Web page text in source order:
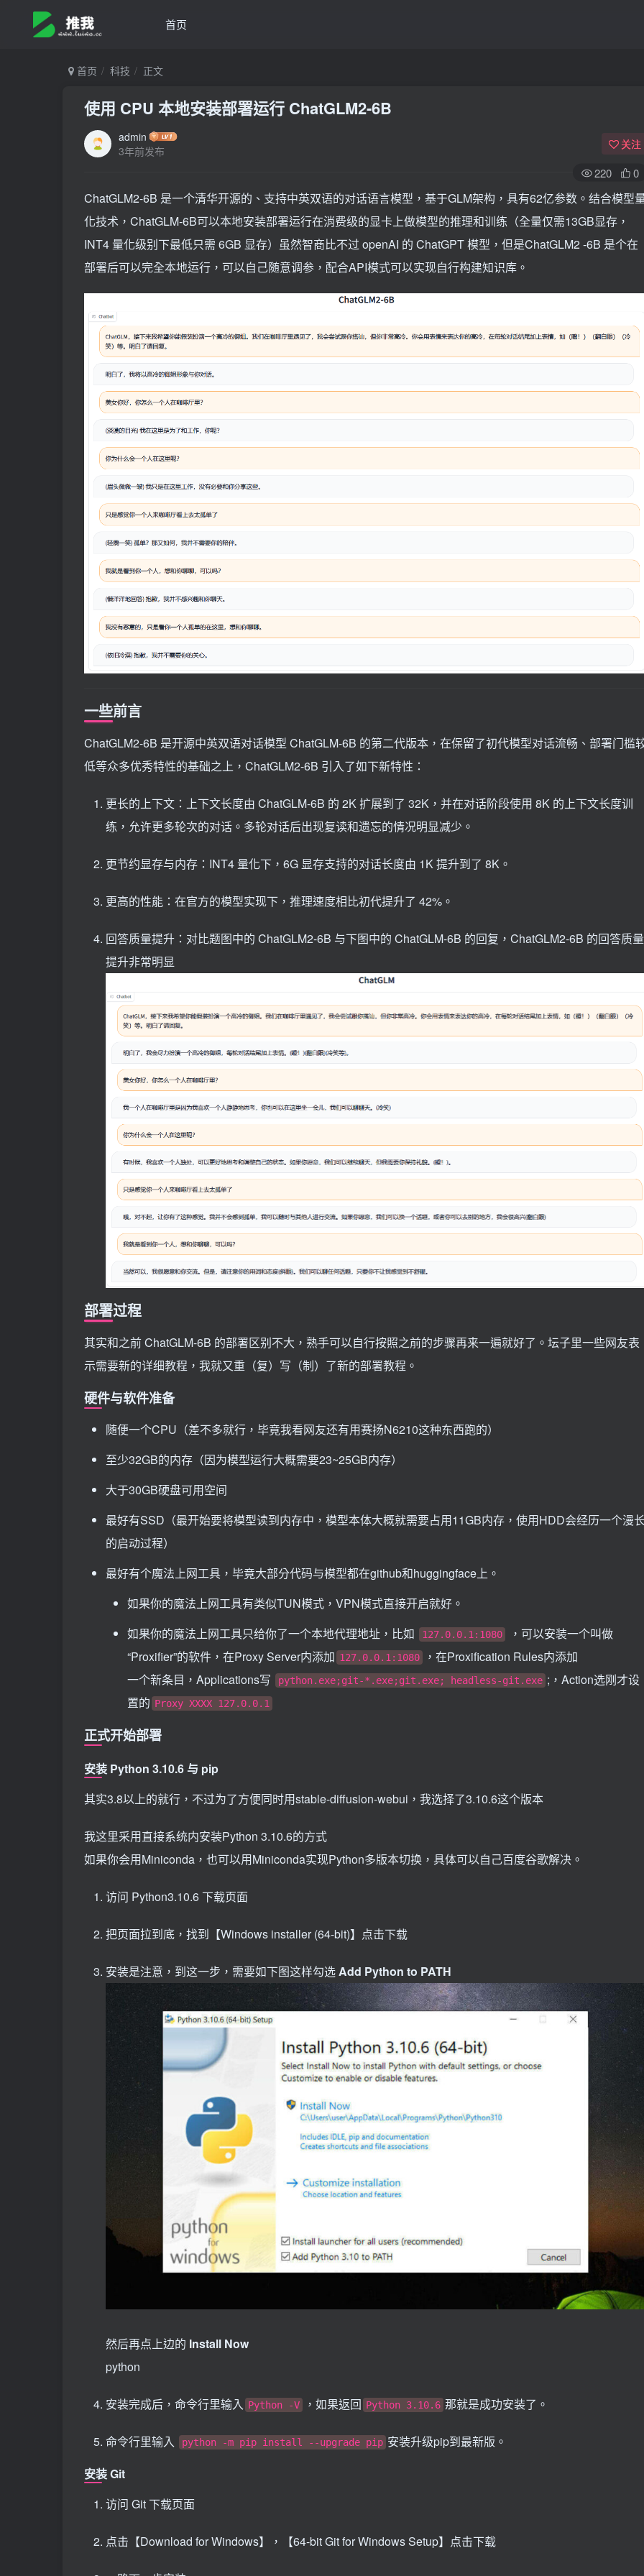
首页
首页 科技 正文
使用 CPU 本地安装部署运行 ChatGLM2-6B
admin
3年前发布
关注
220 0
ChatGLM2-6B 是一个清华开源的、支持中英双语的对话语言模型，基于GLM架构，具有62亿参数。结合模型
化技术，ChatGLM-6B可以本地安装部署运行在消费级的显卡上做模型的推理和训练（全量仅需13GB显存，
INT4 量化级别下最低只需 6GB 显存）虽然智商比不过 openAI 的 ChatGPT 模型，但是ChatGLM2 -6B 是个在
部署后可以完全本地运行，可以自己随意调参，配合API模式可以实现自行构建知识库。
一些前言
ChatGLM2-6B 是开源中英双语对话模型 ChatGLM-6B 的第二代版本，在保留了初代模型对话流畅、部署门槛
低等众多优秀特性的基础之上，ChatGLM2-6B 引入了如下新特性：
更长的上下文：上下文长度由 ChatGLM-6B 的 2K 扩展到了 32K，并在对话阶段使用 8K 的上下文长度训
练，允许更多轮次的对话。多轮对话后出现复读和遗忘的情况明显减少。
更节约显存与内存：INT4 量化下，6G 显存支持的对话长度由 1K 提升到了 8K。
更高的性能：在官方的模型实现下，推理速度相比初代提升了 42%。
回答质量提升：对比题图中的 ChatGLM2-6B 与下图中的 ChatGLM-6B 的回复，ChatGLM2-6B 的回答质量
提升非常明显
部署过程
其实和之前 ChatGLM-6B 的部署区别不大，熟手可以自行按照之前的步骤再来一遍就好了。坛子里一些网友表
示需要新的详细教程，我就又重（复）写（制）了新的部署教程。
硬件与软件准备
随便一个CPU（差不多就行，毕竟我看网友还有用赛扬N6210这种东西跑的）
至少32GB的内存（因为模型运行大概需要23~25GB内存）
大于30GB硬盘可用空间
最好有SSD（最开始要将模型读到内存中，模型本体大概就需要占用11GB内存，使用HDD会经历一个漫
的启动过程）
最好有个魔法上网工具，毕竟大部分代码与模型都在github和huggingface上。
如果你的魔法上网工具有类似TUN模式，VPN模式直接开启就好。
如果你的魔法上网工具只给你了一个本地代理地址，比如
127.0.0.1:1080
，可以安装一个叫做
“Proxifier”的软件，在Proxy Server内添加 127.0.0.1:1080
，在Proxification Rules内添加
一个新条目，Applications写
python.exe;git-*.exe;git.exe; headless-git.exe ;，Action选刚才设
置的 Proxy XXXX 127.0.0.1
正式开始部署
安装 Python 3.10.6 与 pip
其实3.8以上的就行，不过为了方便同时用stable-diffusion-webui，我选择了3.10.6这个版本
我这里采用直接系统内安装Python 3.10.6的方式
如果你会用Miniconda，也可以用Miniconda实现Python多版本切换，具体可以自己百度谷歌解决。
访问 Python3.10.6 下载页面
把页面拉到底，找到【Windows installer (64-bit)】点击下载
安装是注意，到这一步，需要如下图这样勾选 Add Python to PATH
然后再点上边的 Install Now
python
安装完成后，命令行里输入 Python -V ，如果返回 Python 3.10.6 那就是成功安装了。
命令行里输入 python -m pip install --upgrade pip 安装升级pip到最新版。
安装 Git
访问 Git 下载页面
点击【Download for Windows】，【64-bit Git for Windows Setup】点击下载